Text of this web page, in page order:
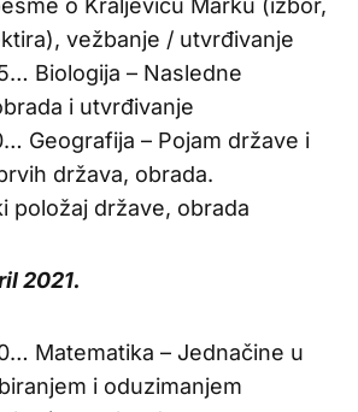
vežbanje / utvrđivanje
Biologija – Nasledne
i utvrđivanje
Geografija – Pojam države i
država, obrada.
položaj države, obrada
2021.
Matematika – Jednačine u
i oduzimanjem